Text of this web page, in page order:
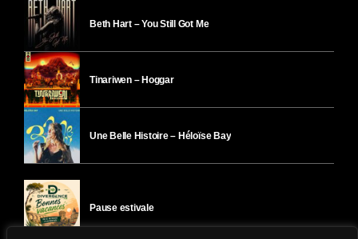
Beth Hart – You Still Got Me
Tinariwen – Hoggar
Une Belle Histoire – Héloïse Bay
Pause estivale